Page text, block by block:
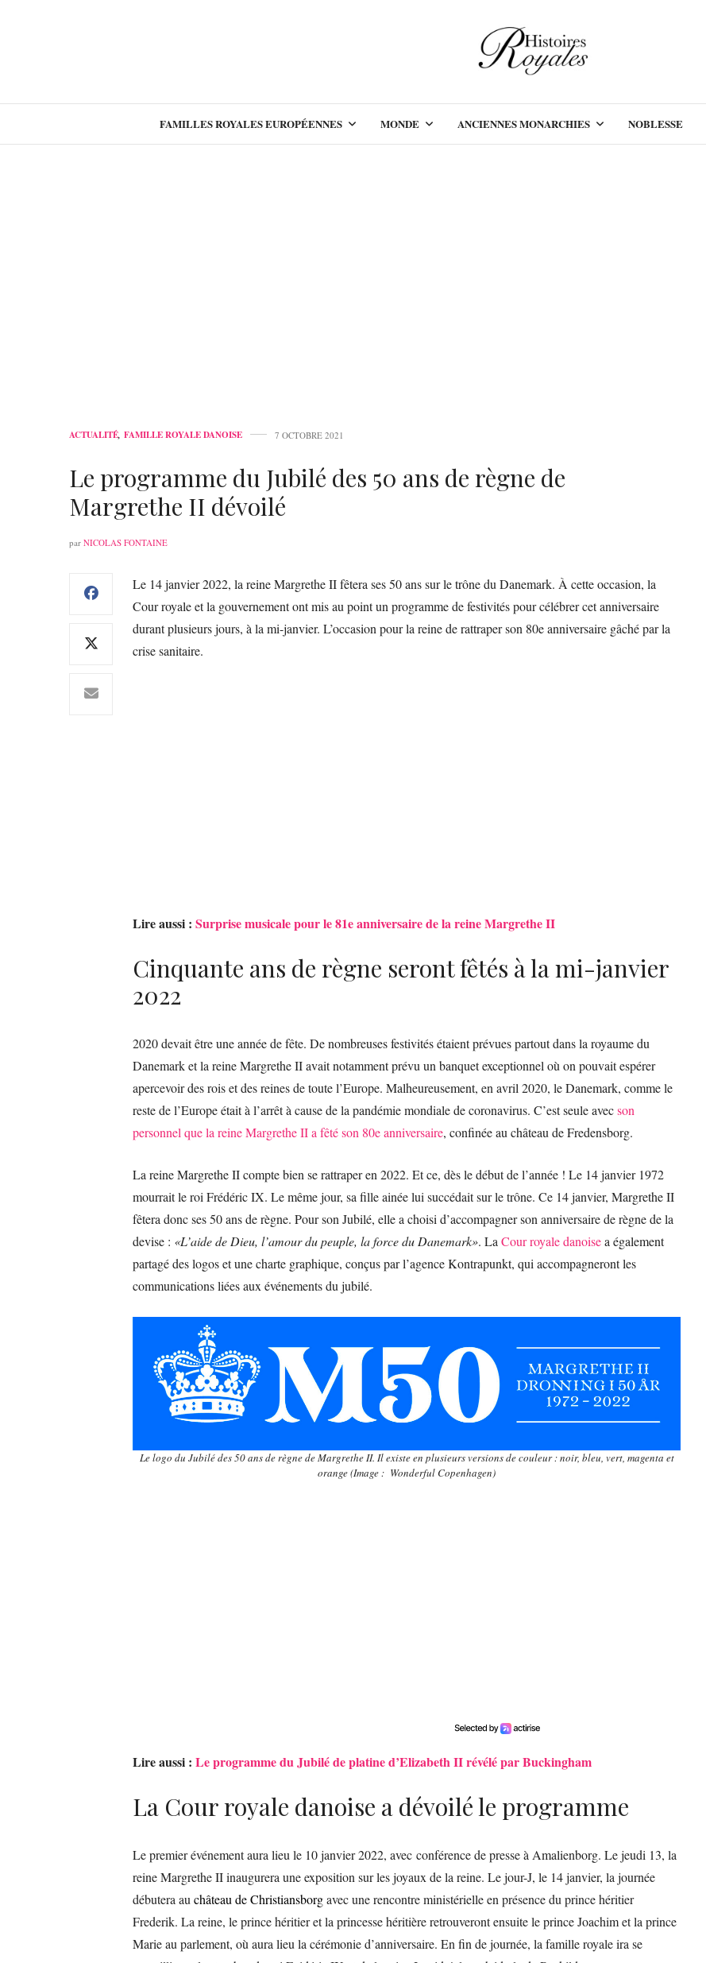
FAMILLES ROYALES EUROPÉENNES MONDE ANCIENNES MONARCHIES NOBLESSE
ACTUALITÉ, FAMILLE ROYALE DANOISE 7 OCTOBRE 2021
Le programme du Jubilé des 50 ans de règne de
Margrethe II dévoilé
par NICOLAS FONTAINE
Le 14 janvier 2022, la reine Margrethe II fêtera ses 50 ans sur le trône du Danemark. À cette occasion, la
Cour royale et la gouvernement ont mis au point un programme de festivités pour célébrer cet anniversaire
durant plusieurs jours, à la mi-janvier. L’occasion pour la reine de rattraper son 80e anniversaire gâché par la
crise sanitaire.
Lire aussi : Surprise musicale pour le 81e anniversaire de la reine Margrethe II
Cinquante ans de règne seront fêtés à la mi-janvier
2022
2020 devait être une année de fête. De nombreuses festivités étaient prévues partout dans la royaume du
Danemark et la reine Margrethe II avait notamment prévu un banquet exceptionnel où on pouvait espérer
apercevoir des rois et des reines de toute l’Europe. Malheureusement, en avril 2020, le Danemark, comme le
reste de l’Europe était à l’arrêt à cause de la pandémie mondiale de coronavirus. C’est seule avecson
personnel que la reine Margrethe II a fêté son 80e anniversaire, confinée au château de Fredensborg.
La reine Margrethe II compte bien se rattraper en 2022. Et ce, dès le début de l’année ! Le 14 janvier 1972
mourrait le roi Frédéric IX. Le même jour, sa fille ainée lui succédait sur le trône. Ce 14 janvier, Margrethe II
fêtera donc ses 50 ans de règne. Pour son Jubilé, elle a choisi d’accompagner son anniversaire de règne de la
devise : «L’aide de Dieu, l’amour du peuple, la force du Danemark». La Cour royale danoisea également
partagé des logos et une charte graphique, conçus par l’agence Kontrapunkt, qui accompagneront les
communications liées aux événements du jubilé.
Le logo du Jubilé des 50 ans de règne de Margrethe II. Il existe en plusieurs versions de couleur : noir, bleu, vert, magenta et
orange (Image : Wonderful Copenhagen)
Lire aussi : Le programme du Jubilé de platine d’Elizabeth II révélé par Buckingham
La Cour royale danoise a dévoilé le programme
Le premier événement aura lieu le 10 janvier 2022, avec conférence de presse à Amalienborg. Le jeudi 13, la
reine Margrethe II inaugurera une exposition sur les joyaux de la reine. Le jour-J, le 14 janvier, la journée
débutera au château de Christiansborgavec une rencontre ministérielle en présence du prince héritier
Frederik. La reine, le prince héritier et la princesse héritière retrouveront ensuite le prince Joachim et la prince
Marie au parlement, où aura lieu la cérémonie d’anniversaire. En fin de journée, la famille royale ira se